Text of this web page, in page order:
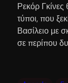
Ρεκόρ Γκίνες
τύποι, που
Βασίλειο με
σε περίπου